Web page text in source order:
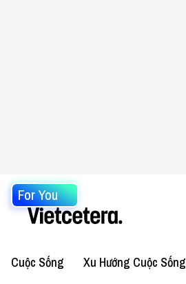
For You
Cuộc Sống Xu Hướng Cuộc Sống